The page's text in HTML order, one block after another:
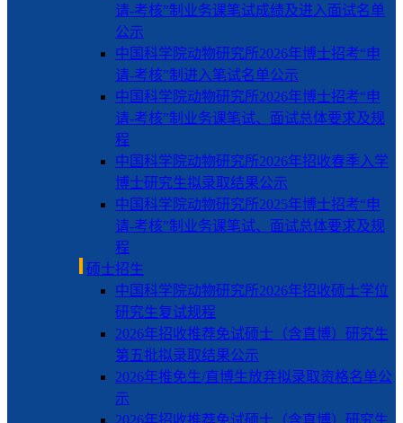
请-考核”制业务课笔试成绩及进入面试名单
公示
中国科学院动物研究所2026年博士招考“申
请-考核”制进入笔试名单公示
中国科学院动物研究所2026年博士招考“申
请-考核”制业务课笔试、面试总体要求及规
程
中国科学院动物研究所2026年招收春季入学
博士研究生拟录取结果公示
中国科学院动物研究所2025年博士招考“申
请-考核”制业务课笔试、面试总体要求及规
程
硕士招生
中国科学院动物研究所2026年招收硕士学位
研究生复试规程
2026年招收推荐免试硕士（含直博）研究生
第五批拟录取结果公示
2026年推免生/直博生放弃拟录取资格名单公
示
2026年招收推荐免试硕士（含直博）研究生